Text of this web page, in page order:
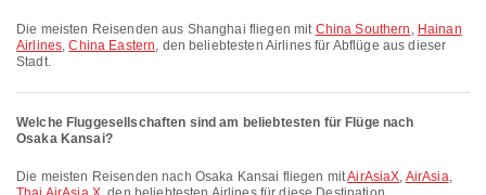
Die meisten Reisenden aus Shanghai fliegen mit China Southern , Hainan
Airlines,China Eastern, den beliebtesten Airlines für Abflüge aus dieser
Stadt.
Welche Fluggesellschaften sind am beliebtesten für Flüge nach
Osaka Kansai?
Die meisten Reisenden nach Osaka Kansai fliegen mitAirAsiaX, AirAsia,